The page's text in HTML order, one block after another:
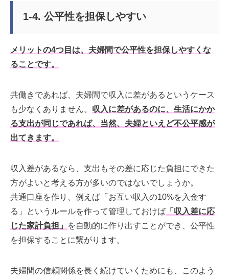
1-4. 公平性を担保しやすい
メリットの4つ目は、夫婦間で公平性を担保しやすくな
ることです。
共働きであれば、夫婦間で収入に差があるというケース
も少なくありません。 収入に差があるのに、生活にかか
る支出が同じであれば、当然、夫婦といえど不公平感が
出てきます。
収入差があるなら、支出もその差に応じた負担にできた
方がよいと考える方が多いのではないでしょうか。
共通口座を作り、例えば「お互い収入の10%を入金す
る」というルールを作って管理しておけば 「収入差に応
じた家計負担」
を自動的に作り出すことができ、公平性
を担保することに繋がります。
夫婦間の信頼関係を長く続けていくためにも、このよう